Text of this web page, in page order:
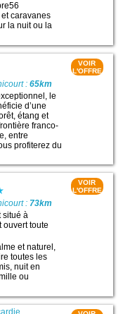
caravanes
la nuit ou la
:65km
le
d’une
étang et
franco-
entre
profiterez du
VOIR
L'OFFRE
: 73km
situé à
ouvert toute
et naturel,
toutes les
nuit en
ou
VOIR
L'OFFRE